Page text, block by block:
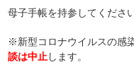
母子手帳を持参してください
※新型コロナウイルスの感
談は中止 します。